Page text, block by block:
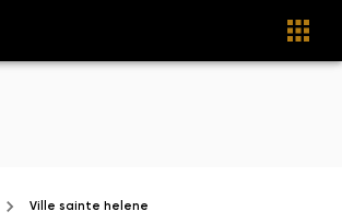
Ville sainte helene